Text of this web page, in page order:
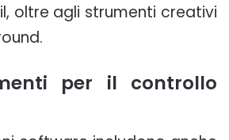
oltre agli strumenti creativi
per il controllo